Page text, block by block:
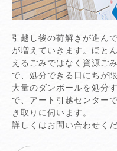
引越し後の荷解きが進ん
が増えていきます。ほと
えるごみではなく資源ご
で、処分できる日にちが
大量のダンボールを処分
で、アート引越センター
き取りに伺います。
詳しくはお問い合わせくだ